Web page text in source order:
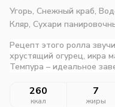
Угорь, Снежный краб,
Кляр, Сухари
Рецепт этого ролла
хрустящий огурец, икра
Темпура – идеальное
260
ккал
7
жиры